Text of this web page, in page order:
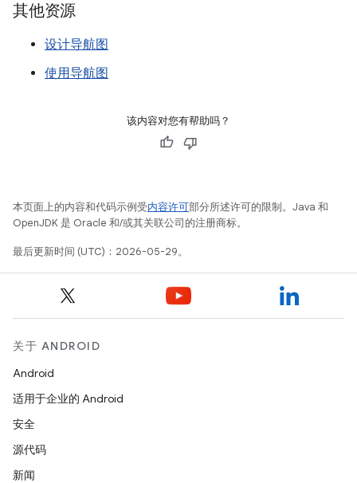
其他资源
设计导航图
使用导航图
该内容对您有帮助吗？
本页面上的内容和代码示例受内容许可部分所述许可的限制。Java 和
OpenJDK 是 Oracle 和/或其关联公司的注册商标。
最后更新时间 (UTC)：2026-05-29。
关于 ANDROID
Android
适用于企业的 Android
安全
源代码
新闻